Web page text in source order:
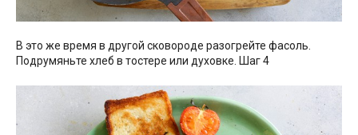
В это же время в другой сковороде разогрейте фасоль.
Подрумяньте хлеб в тостере или духовке. Шаг 4